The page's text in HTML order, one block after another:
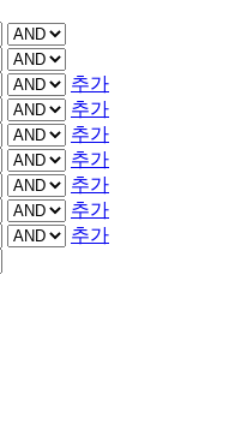
추가
추가
추가
추가
추가
추가
추가